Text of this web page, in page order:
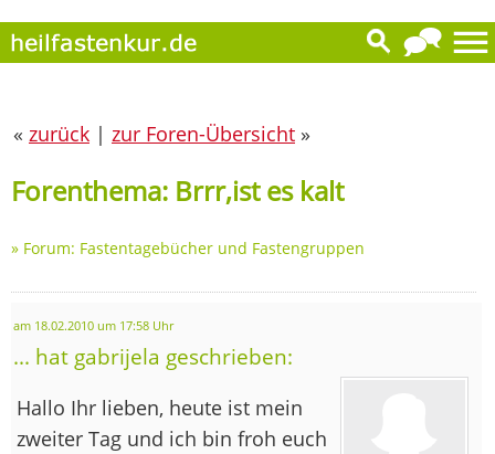
« zurück | zur Foren-Übersicht »
Forenthema: Brrr,ist es kalt
» Forum: Fastentagebücher und Fastengruppen
am 18.02.2010 um 17:58 Uhr
... hat gabrijela geschrieben:
Hallo Ihr lieben, heute ist mein
zweiter Tag und ich bin froh euch